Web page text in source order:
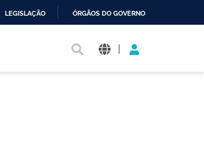
LEGISLAÇÃO ÓRGÃOS DO GOVERNO
|